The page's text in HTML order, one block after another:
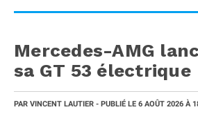
Mercedes-AMG
sa GT 53 électrique
PAR VINCENT LAUTIER - PUBLIÉ LE 6 AOÛT 2026 À